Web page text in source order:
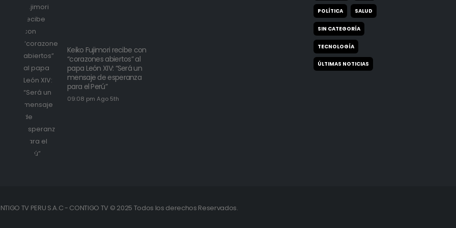
Keiko Fujimori recibe con
“corazones abiertos” al
papa León XIV: “Será un
mensaje de esperanza
para el Perú”
09:08 pm Ago 5th
POLÍTICA SALUD
SIN CATEGORÍA
TECNOLOGÍA
ÚLTIMAS NOTICIAS
TV PERU S.A.C - CONTIGO TV © 2025 Todos los derechos Reservados.